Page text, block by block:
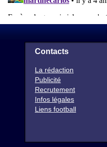
Contacts
La rédaction
Publicité
Recrutement
Infos légales
Liens football